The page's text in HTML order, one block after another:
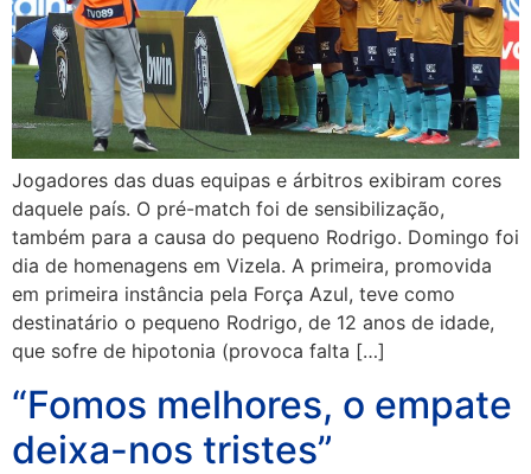
Jogadores das duas equipas e árbitros exibiram cores
daquele país. O pré-match foi de sensibilização,
também para a causa do pequeno Rodrigo. Domingo foi
dia de homenagens em Vizela. A primeira, promovida
em primeira instância pela Força Azul, teve como
destinatário o pequeno Rodrigo, de 12 anos de idade,
que sofre de hipotonia (provoca falta […]
“Fomos melhores, o empate
deixa-nos tristes”